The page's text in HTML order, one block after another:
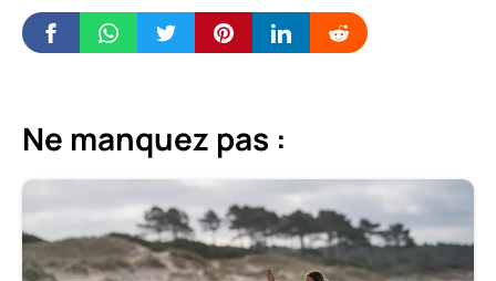
Ne manquez pas :